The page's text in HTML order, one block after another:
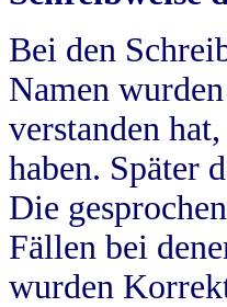
Bei den
Namen
verstanden
haben. Später
Die
Fällen bei
wurden